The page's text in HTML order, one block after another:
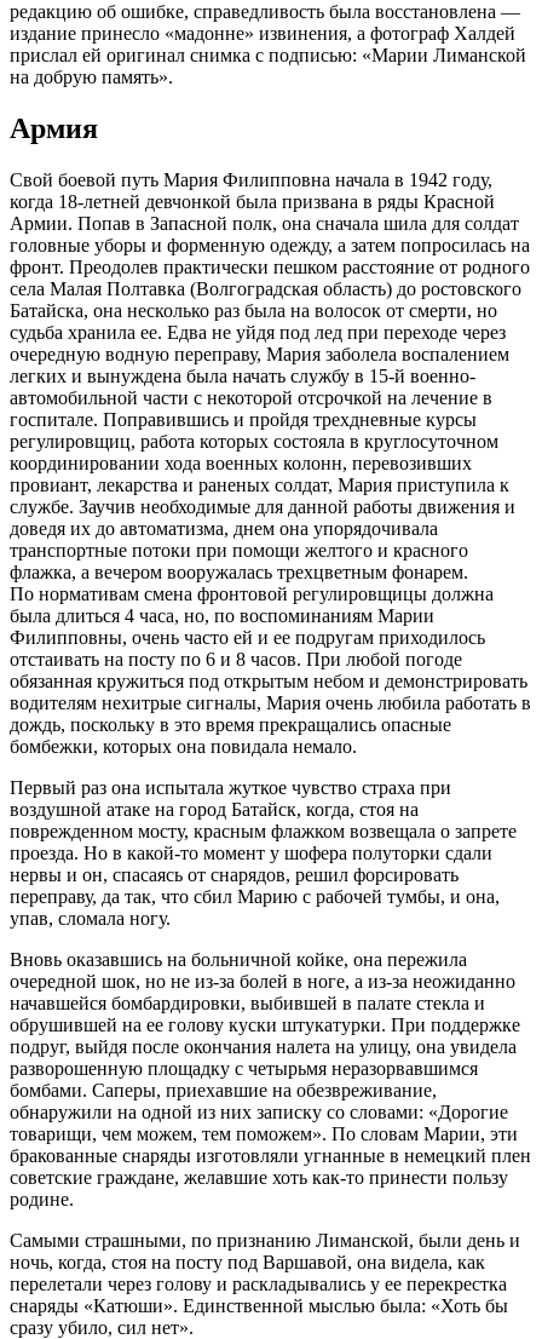
редакцию об ошибке, справедливость была восстановлена —
издание принесло «мадонне» извинения, а фотограф Халдей
прислал ей оригинал снимка с подписью: «Марии Лиманской
на добрую память».
Армия
Свой боевой путь Мария Филипповна начала в 1942 году,
когда 18-летней девчонкой была призвана в ряды Красной
Армии. Попав в Запасной полк, она сначала шила для солдат
головные уборы и форменную одежду, а затем попросилась на
фронт. Преодолев практически пешком расстояние от родного
села Малая Полтавка (Волгоградская область) до ростовского
Батайска, она несколько раз была на волосок от смерти, но
судьба хранила ее. Едва не уйдя под лед при переходе через
очередную водную переправу, Мария заболела воспалением
легких и вынуждена была начать службу в 15-й военно-
автомобильной части с некоторой отсрочкой на лечение в
госпитале. Поправившись и пройдя трехдневные курсы
регулировщиц, работа которых состояла в круглосуточном
координировании хода военных колонн, перевозивших
провиант, лекарства и раненых солдат, Мария приступила к
службе. Заучив необходимые для данной работы движения и
доведя их до автоматизма, днем она упорядочивала
транспортные потоки при помощи желтого и красного
флажка, а вечером вооружалась трехцветным фонарем.
По нормативам смена фронтовой регулировщицы должна
была длиться 4 часа, но, по воспоминаниям Марии
Филипповны, очень часто ей и ее подругам приходилось
отстаивать на посту по 6 и 8 часов. При любой погоде
обязанная кружиться под открытым небом и демонстрировать
водителям нехитрые сигналы, Мария очень любила работать в
дождь, поскольку в это время прекращались опасные
бомбежки, которых она повидала немало.
Первый раз она испытала жуткое чувство страха при
воздушной атаке на город Батайск, когда, стоя на
поврежденном мосту, красным флажком возвещала о запрете
проезда. Но в какой-то момент у шофера полуторки сдали
нервы и он, спасаясь от снарядов, решил форсировать
переправу, да так, что сбил Марию с рабочей тумбы, и она,
упав, сломала ногу.
Вновь оказавшись на больничной койке, она пережила
очередной шок, но не из-за болей в ноге, а из-за неожиданно
начавшейся бомбардировки, выбившей в палате стекла и
обрушившей на ее голову куски штукатурки. При поддержке
подруг, выйдя после окончания налета на улицу, она увидела
разворошенную площадку с четырьмя неразорвавшимся
бомбами. Саперы, приехавшие на обезвреживание,
обнаружили на одной из них записку со словами: «Дорогие
товарищи, чем можем, тем поможем». По словам Марии, эти
бракованные снаряды изготовляли угнанные в немецкий плен
советские граждане, желавшие хоть как-то принести пользу
родине.
Самыми страшными, по признанию Лиманской, были день и
ночь, когда, стоя на посту под Варшавой, она видела, как
перелетали через голову и раскладывались у ее перекрестка
снаряды «Катюши». Единственной мыслью была: «Хоть бы
сразу убило, сил нет».